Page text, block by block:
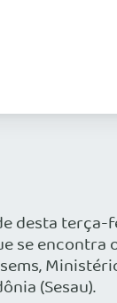
desta
encontra
,
(Sesau).